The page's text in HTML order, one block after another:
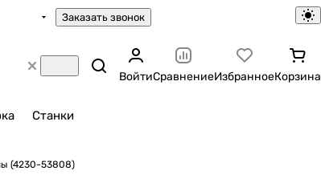
Заказать звонок
ВойтиСравнениеИзбранноеКорзина
Станки
(4230-53808)